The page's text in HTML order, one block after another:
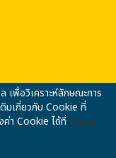
เพื่อวิเคราะห์ลักษณะการ
ติมเกี่ยวกับ Cookie ที่
ค่า Cookie ได้ที่นโยบาย